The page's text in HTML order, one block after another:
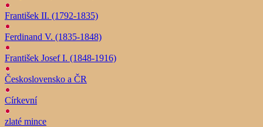
František II. (1792-1835)
Ferdinand V. (1835-1848)
František Josef I. (1848-1916)
Československo a ČR
Církevní
zlaté mince